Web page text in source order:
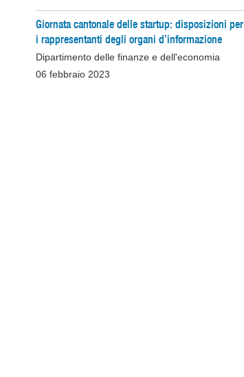
Giornata cantonale delle startup: disposizioni per
i rappresentanti degli organi d’informazione
Dipartimento delle finanze e dell'economia
06 febbraio 2023